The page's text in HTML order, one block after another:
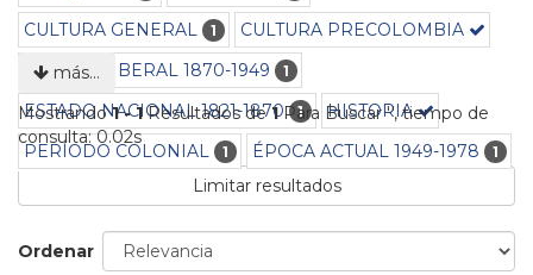
CULTURA GENERAL 1
CULTURA PRECOLOMBIA
ESTADO LIBERAL 1870-1949
1
ESTADO NACIONAL 1821-1870 1
HISTORIA
PERÍODO COLONIAL
1 ÉPOCA ACTUAL 1949-1978 1
más…
Mostrando1 - 1Resultados de1Para Buscar '', tiempo de
consulta: 0.02s
Limitar resultados
Ordenar